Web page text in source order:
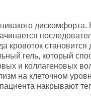
дискомфорта.
кровоток становится
гель, который
и коллагеновых
на клеточном
накрывают